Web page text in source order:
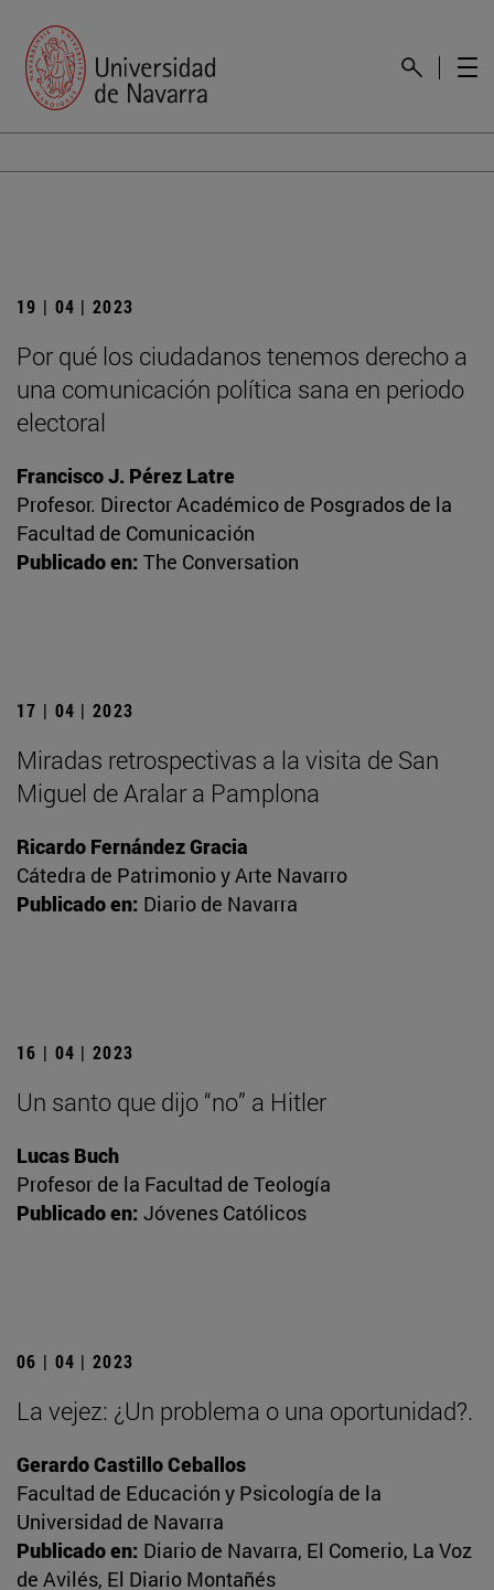
19 | 04 | 2023
Por qué los ciudadanos tenemos derecho a
una comunicación política sana en periodo
electoral
Francisco J. Pérez Latre
Profesor. Director Académico de Posgrados de la
Facultad de Comunicación
Publicado en: The Conversation
17 | 04 | 2023
Miradas retrospectivas a la visita de San
Miguel de Aralar a Pamplona
Ricardo Fernández Gracia
Cátedra de Patrimonio y Arte Navarro
Publicado en: Diario de Navarra
16 | 04 | 2023
Un santo que dijo “no” a Hitler
Lucas Buch
Profesor de la Facultad de Teología
Publicado en: Jóvenes Católicos
06 | 04 | 2023
La vejez: ¿Un problema o una oportunidad?.
Gerardo Castillo Ceballos
Facultad de Educación y Psicología de la
Universidad de Navarra
Publicado en: Diario de Navarra, El Comerio, La Voz
de Avilés, El Diario Montañés